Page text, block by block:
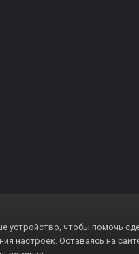
устройство, чтобы помочь
настроек. Оставаясь на